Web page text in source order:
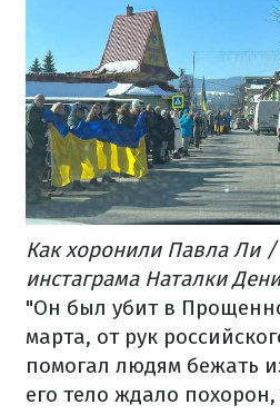
Как хоронили Павла Ли
инстаграма Наталки
"Он был убит в
марта, от рук
помогал людям бежать
его тело ждало